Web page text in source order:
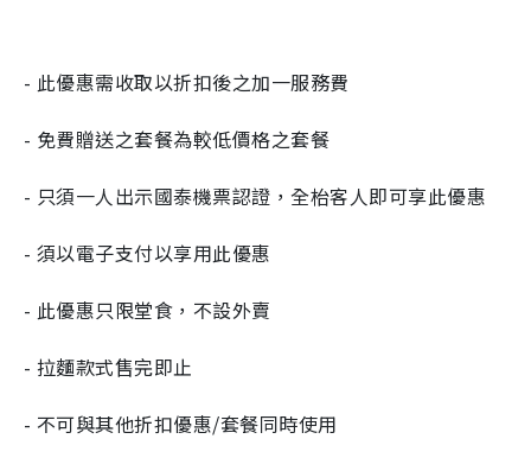
- 此優惠需收取以折扣後之加一服務費
- 免費贈送之套餐為較低價格之套餐
- 只須一人出示國泰機票認證，全枱客人即可享此優惠
- 須以電子支付以享用此優惠
- 此優惠只限堂食，不設外賣
- 拉麵款式售完即止
- 不可與其他折扣優惠/套餐同時使用